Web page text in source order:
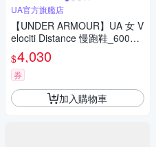
UA官方旗艦店
【UNDER ARMOUR】UA 女 V
elociti Distance 慢跑鞋_60060
31-001
$4,030
券
加入購物車